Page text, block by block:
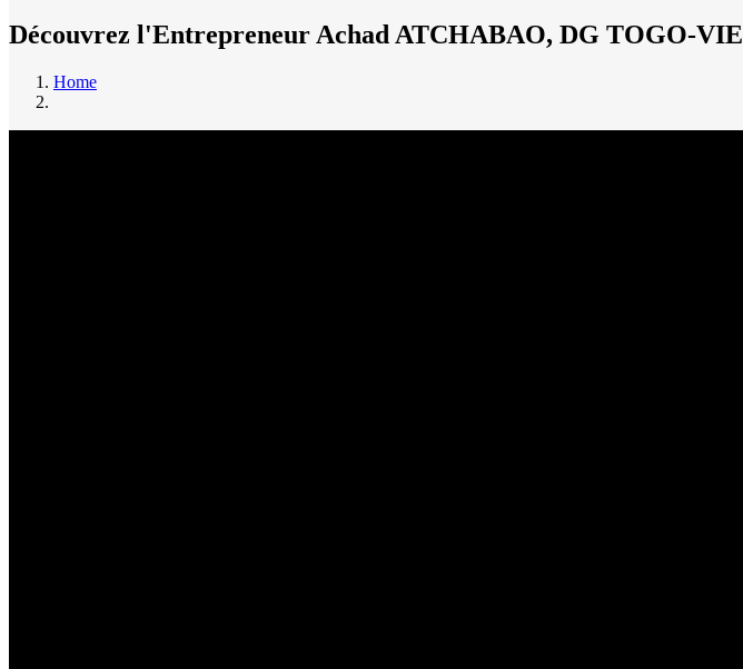
Découvrez l'Entrepreneur Achad ATCHABAO, DG TOGO-VIE
Breadcrumb
Home